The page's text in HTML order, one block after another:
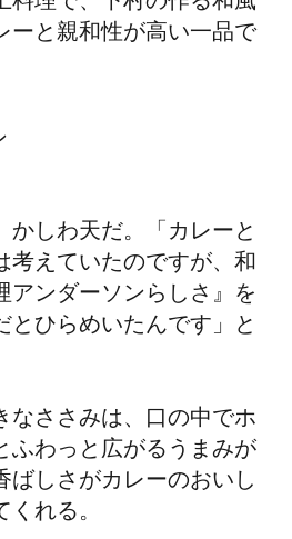
料理で、下村の作る和風
ーと親和性が高い一品で
かしわ天だ。「カレーと
考えていたのですが、和
アンダーソンらしさ』を
とひらめいたんです」と
なささみは、口の中でホ
ふわっと広がるうまみが
ばしさがカレーのおいし
れる。